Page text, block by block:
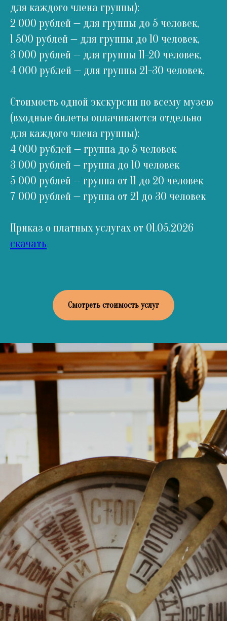
для каждого члена группы):
2 000 рублей — для группы до 5 человек,
1 500 рублей — для группы до 10 человек,
3 000 рублей — для группы 11-20 человек,
4 000 рублей — для группы 21-30 человек,
Стоимость одной экскурсии по всему музею
(входные билеты оплачиваются отдельно
для каждого члена группы):
4 000 рублей — группа до 5 человек
3 000 рублей — группа до 10 человек
5 000 рублей — группа от 11 до 20 человек
7 000 рублей — группа от 21 до 30 человек
Приказ о платных услугах от 01.05.2026
скачать
Смотреть стоимость услуг